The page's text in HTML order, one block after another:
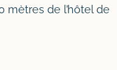
de l’hôtel de